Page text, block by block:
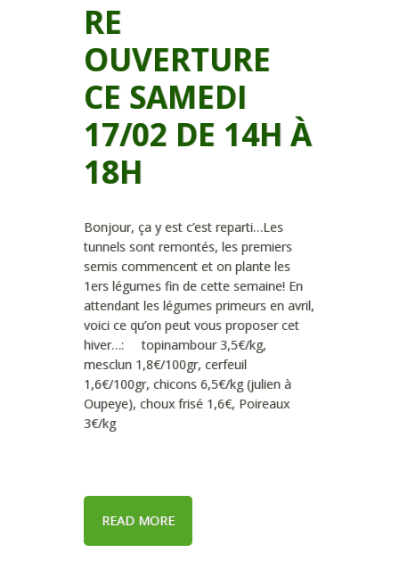
RE
OUVERTURE
CE SAMEDI
17/02 DE 14H À
18H
Bonjour, ça y est c’est reparti…Les
tunnels sont remontés, les premiers
semis commencent et on plante les
1ers légumes fin de cette semaine! En
attendant les légumes primeurs en avril,
voici ce qu’on peut vous proposer cet
hiver…: topinambour 3,5€/kg,
mesclun 1,8€/100gr, cerfeuil
1,6€/100gr, chicons 6,5€/kg (julien à
Oupeye), choux frisé 1,6€, Poireaux
3€/kg
READ MORE